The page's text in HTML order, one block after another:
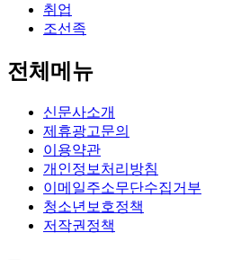
취업
조선족
전체메뉴
신문사소개
제휴광고문의
이용약관
개인정보처리방침
이메일주소무단수집거부
청소년보호정책
저작권정책